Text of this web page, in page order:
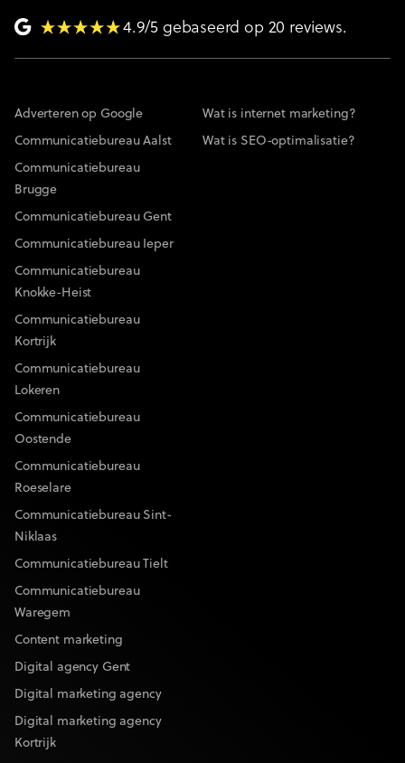
4.9/5 gebaseerd op 20 reviews.
Adverteren op Google
Communicatiebureau Aalst
Communicatiebureau
Brugge
Communicatiebureau Gent
Communicatiebureau Ieper
Communicatiebureau
Knokke-Heist
Communicatiebureau
Kortrijk
Communicatiebureau
Lokeren
Communicatiebureau
Oostende
Communicatiebureau
Roeselare
Communicatiebureau Sint-
Niklaas
Communicatiebureau Tielt
Communicatiebureau
Waregem
Content marketing
Digital agency Gent
Digital marketing agency
Digital marketing agency
Kortrijk
Wat is internet marketing?
Wat is SEO-optimalisatie?